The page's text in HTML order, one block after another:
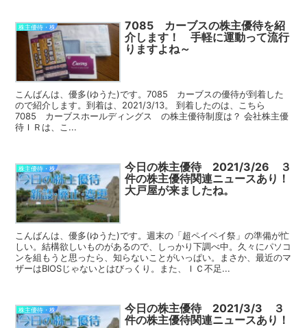
株主優待・株
7085 カーブスの株主優待を紹
介します！ 手軽に運動って流行
りますよね～
こんばんは、優多(ゆうた)です。7085 カーブスの優待が到着した
ので紹介します。到着は、2021/3/13。 到着したのは、こちら
7085 カーブスホールディングス の株主優待制度は？ 会社株主優
待ＩＲは、こ...
株主優待・株
今日の株主優待 2021/3/26 ３
件の株主優待関連ニュースあり！
大戸屋が来ましたね。
こんばんは、優多(ゆうた)です。週末の「超ペイペイ祭」の準備が忙
しい。結構欲しいものがあるので、しっかり下調べ中。久々にパソコ
ンを組もうと思ったら、知らないことがいっぱい。まさか、最近のマ
ザーはBIOSじゃないとはびっくり。また、ＩＣ不足...
株主優待・株
今日の株主優待 2021/3/3 ３
件の株主優待関連ニュースあり！